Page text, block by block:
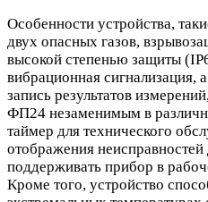
Особенности устройства,
двух опасных газов,
высокой степенью защиты
вибрационная сигнализация,
запись результатов
ФП24 незаменимым в
таймер для технического
отображения
поддерживать прибор в
Кроме того, устройство